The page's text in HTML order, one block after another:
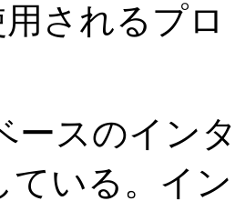
用されるプ
ースのイン
ている。イ